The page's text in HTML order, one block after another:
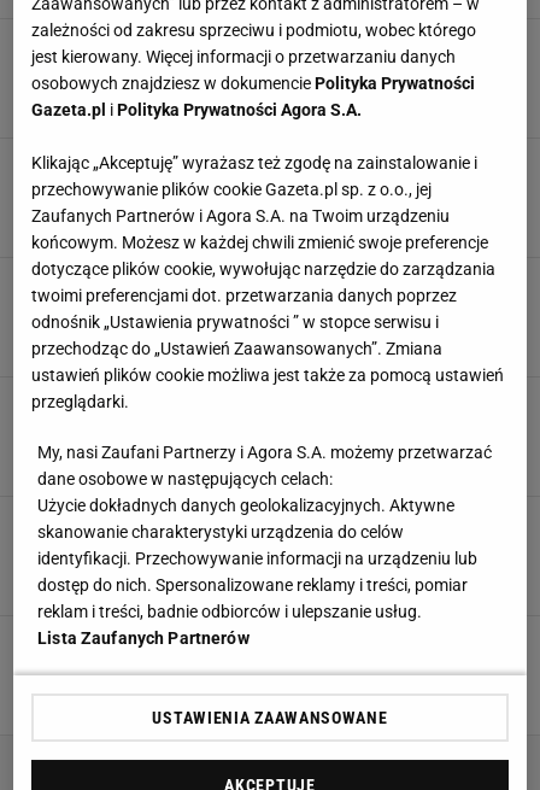
Lepiej, żeby Peszko nie patrzył na tabelę. Oto
sytuacja Wieczystej
Michał Salamucha,12 KWIETNIA 2025, 23:01
Polski klub złożył wniosek o upadłość. "Zrobił
się szum"
Marcin Jaz,14 MARCA 2025, 11:06
Klub wycofuje się z rozgrywek! Jest komunikat
PZPN. Wszystkie mecze odwołane
Błażej Winter,11 MARCA 2025, 12:48
Hubert Rybkowski, 28 LUTEGO 2025, 15:52
Polski klub upada w dramatycznych
okolicznościach. "Można się załamać"
SUBSKRYPCJA
Co za afera w polskiej lidze. Mecz odwołany i
się zaczęło
Aleksander Bernard,23 LISTOPADA 2024, 11:04
zależności od zakresu sprzeciwu i podmiotu, wobec którego
jest kierowany. Więcej informacji o przetwarzaniu danych
osobowych znajdziesz w dokumenciePolityka Prywatności
Gazeta.pl iPolityka Prywatności Agora S.A.
Klikając „Akceptuję” wyrażasz też zgodę na zainstalowanie i
przechowywanie plików cookie Gazeta.pl sp. z o.o., jej
Zaufanych Partnerów i Agora S.A. na Twoim urządzeniu
końcowym. Możesz w każdej chwili zmienić swoje preferencje
dotyczące plików cookie, wywołując narzędzie do zarządzania
twoimi preferencjami dot. przetwarzania danych poprzez
odnośnik „Ustawienia prywatności ” w stopce serwisu i
przechodząc do „Ustawień Zaawansowanych”. Zmiana
ustawień plików cookie możliwa jest także za pomocą ustawień
przeglądarki.
My, nasi Zaufani Partnerzy i Agora S.A. możemy przetwarzać
dane osobowe w następujących celach:
Użycie dokładnych danych geolokalizacyjnych. Aktywne
skanowanie charakterystyki urządzenia do celów
identyfikacji. Przechowywanie informacji na urządzeniu lub
dostęp do nich. Spersonalizowane reklamy i treści, pomiar
reklam i treści, badnie odbiorców i ulepszanie usług.
Lista Zaufanych Partnerów
USTAWIENIA ZAAWANSOWANE
AKCEPTUJĘ